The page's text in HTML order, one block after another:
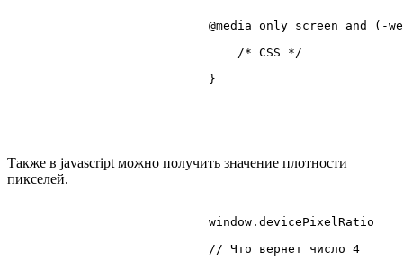
@media only screen and (-
/* CSS */
                            }
Также в javascript можно получить значение плотности
пикселей.
                            window.
devicePixelRatio
// Что вернет число 4